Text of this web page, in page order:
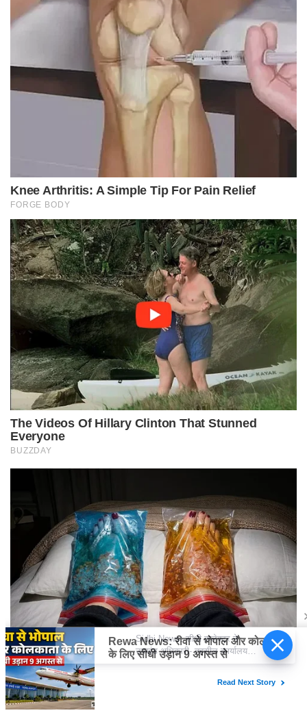
Sidhi News: सीधी कलेक्टर ने उपखंड
अधिकारी- तहसील कार्यालय कुसमी का
किया औचक निरीक्षण